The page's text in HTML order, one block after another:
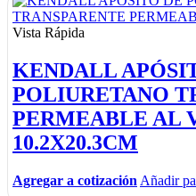
Vista Rápida
KENDALL
POLIURETANO
PERMEABLE AL
10.2X20.3CM
Agregar a cotización Añadir